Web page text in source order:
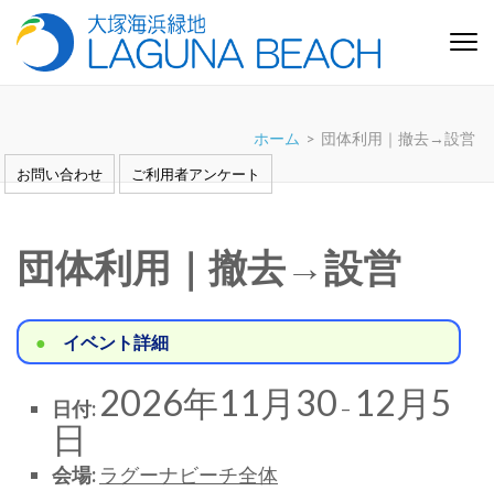
ン
ス
キ
(Enter
押
す)
大塚海浜緑地「ラグーナビー
お問い合わせ ご利用者アンケート
ホーム > 団体利用｜撤去→設営
団体利用｜撤去→設営
イベント詳細
日付: 2026年11月30 – 12月5
日
会場: ラグーナビーチ全体